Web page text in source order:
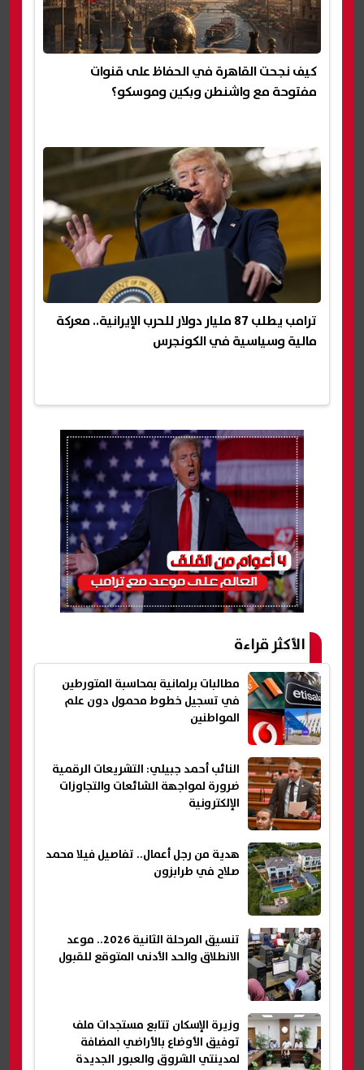
كيف نجحت القاهرة في الحفاظ على قنوات
مفتوحة مع واشنطن وبكين وموسكو؟
ترامب يطلب 87 مليار دولار للحرب الإيرانية.. معركة
مالية وسياسية في الكونجرس
الأكثر قراءة
مطالبات برلمانية بمحاسبة المتورطين
في تسجيل خطوط محمول دون علم
المواطنين
النائب أحمد جبيلي: التشريعات الرقمية
ضرورة لمواجهة الشائعات والتجاوزات
الإلكترونية
هدية من رجل أعمال.. تفاصيل فيلا محمد
صلاح في طرابزون
تنسيق المرحلة الثانية 2026.. موعد
الانطلاق والحد الأدنى المتوقع للقبول
وزيرة الإسكان تتابع مستجدات ملف
توفيق الأوضاع بالأراضي المضافة
لمدينتي الشروق والعبور الجديدة